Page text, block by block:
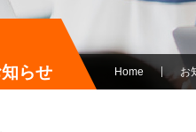
らせ Home お